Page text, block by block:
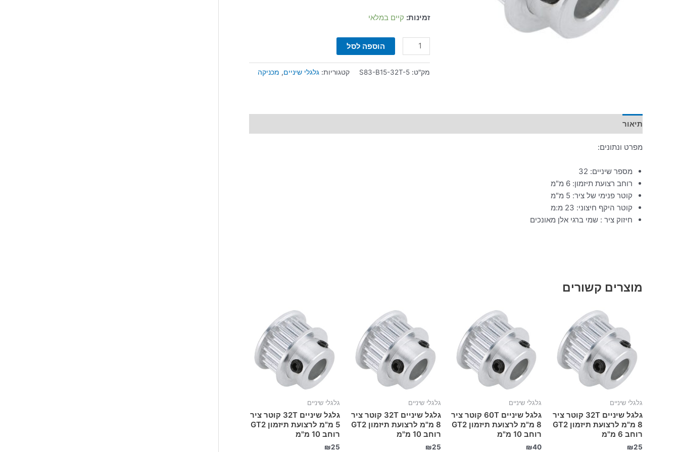
זמינות: קיים במלאי
הוספה לסל
מק"ט: S83-B15-32T-5 קטגוריות: גלגלי שיניים, מכניקה
תיאור
מפרט ונתונים:
מספר שיניים: 32
רוחב רצועת תיזמון: 6 מ"מ
קוטר פנימי של ציר: 5 מ"מ
קוטר היקף חיצוני: 23 מ:מ
חיזוק ציר : שמי ברגי אלן מאונכים
מוצרים קשורים
גלגלי שיניים
גלגל שיניים 32T קוטר ציר
8 מ"מ לרצועת תיזמון GT2
רוחב 6 מ"מ
₪25
גלגלי שיניים
גלגל שיניים 60T קוטר ציר
8 מ"מ לרצועת תיזמון GT2
רוחב 10 מ"מ
₪40
גלגלי שיניים
גלגל שיניים 32T קוטר ציר
8 מ"מ לרצועת תיזמון GT2
רוחב 10 מ"מ
₪25
גלגלי שיניים
גלגל שיניים 32T קוטר ציר
5 מ"מ לרצועת תיזמון GT2
רוחב 10 מ"מ
₪25